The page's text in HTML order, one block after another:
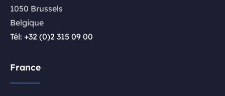
1050 Brussels
Belgique
Tél: +32 (0)2 315 09 00
France